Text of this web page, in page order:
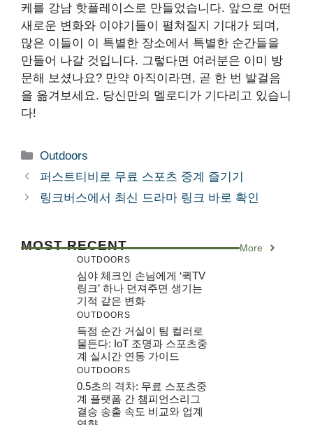
케를 강남 핫플레이스로 만들었습니다. 앞으로 어떤
새로운 변화와 이야기들이 펼쳐질지 기대가 되며,
많은 이들이 이 특별한 장소에서 특별한 순간들을
만들어 나갈 것입니다. 그렇다면 여러분은 이미 방
문해 보셨나요? 만약 아직이라면, 곧 한 번 발걸음
을 옮겨보세요. 당신만의 멜로디가 기다리고 있습니
다!
Categories
Outdoors
퍼스트티비로 무료 스포츠 중계 즐기기
링크버스에서 최신 드라마 링크 바로 확인
MOST RECENT More
OUTDOORS
심야 체크인 손님에게 ‘퀵TV
링크’ 하나 던져주면 생기는
기적 같은 변화
OUTDOORS
득점 순간 거실이 팀 컬러로
물든다: IoT 조명과 스포츠중
계 실시간 연동 가이드
OUTDOORS
0.5초의 격차: 무료 스포츠중
계 플랫폼 간 챔피언스리그
결승 송출 속도 비교와 업계